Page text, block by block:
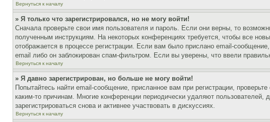
Вернуться к началу
» Я только что зарегистрировался, но не могу войти!
Сначала проверьте свои имя пользователя и пароль. Если они верны, то
полученным инструкциям. На некоторых конференциях требуется, чтобы все
отображается в процессе регистрации. Если вам было прислано email-
email либо он заблокирован спам-фильтром. Если вы уверены, что ввели
Вернуться к началу
» Я давно зарегистрирован, но больше не могу войти!
Попытайтесь найти email-сообщение, присланное вам при регистрации,
каким-то причинам. Многие конференции периодически удаляют
зарегистрироваться снова и активнее участвовать в дискуссиях.
Вернуться к началу